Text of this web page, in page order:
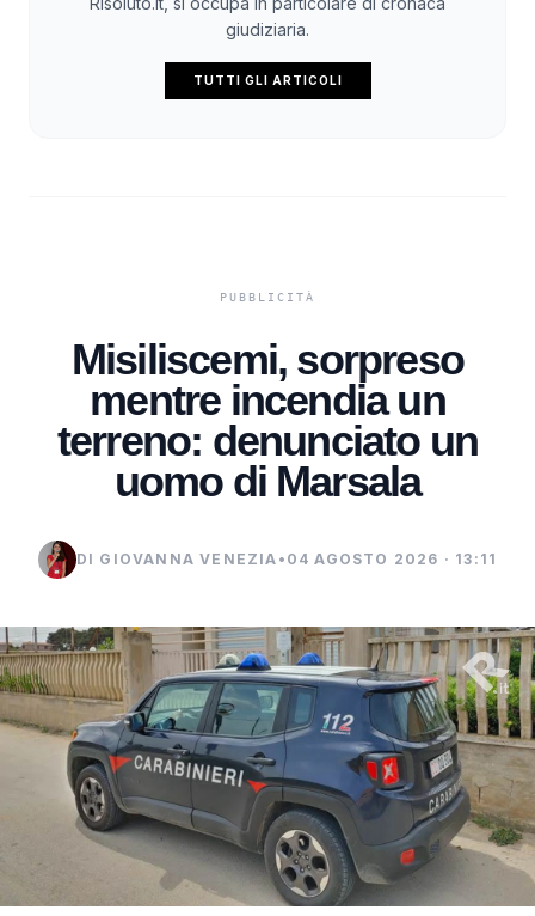
giudiziaria.
TUTTI GLI ARTICOLI
Misiliscemi, sorpreso
mentre incendia un
terreno: denunciato un
uomo di Marsala
DI GIOVANNA VENEZIA • 04 AGOSTO 2026 · 13:11